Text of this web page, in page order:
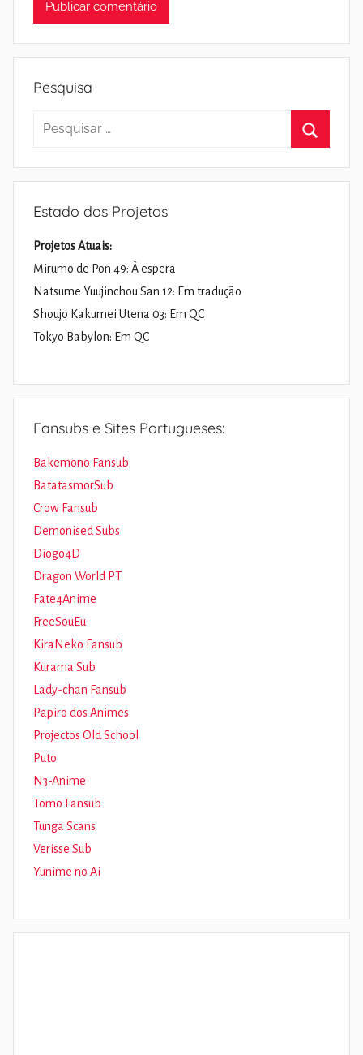
Pesquisa
Pesquisar
Estado dos Projetos
Projetos Atuais:
Mirumo de Pon 49: À espera
Natsume Yuujinchou San 12: Em tradução
Shoujo Kakumei Utena 03: Em QC
Tokyo Babylon: Em QC
Fansubs e Sites Portugueses:
Bakemono Fansub
BatatasmorSub
Crow Fansub
Demonised Subs
Diogo4D
Dragon World PT
Fate4Anime
FreeSouEu
KiraNeko Fansub
Kurama Sub
Lady-chan Fansub
Papiro dos Animes
Projectos Old School
Puto
N3-Anime
Tomo Fansub
Tunga Scans
Verisse Sub
Yunime no Ai